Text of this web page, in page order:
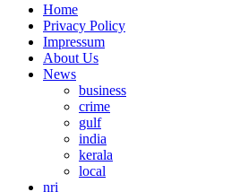
Home
Privacy Policy
Impressum
About Us
News
business
crime
gulf
india
kerala
local
nri